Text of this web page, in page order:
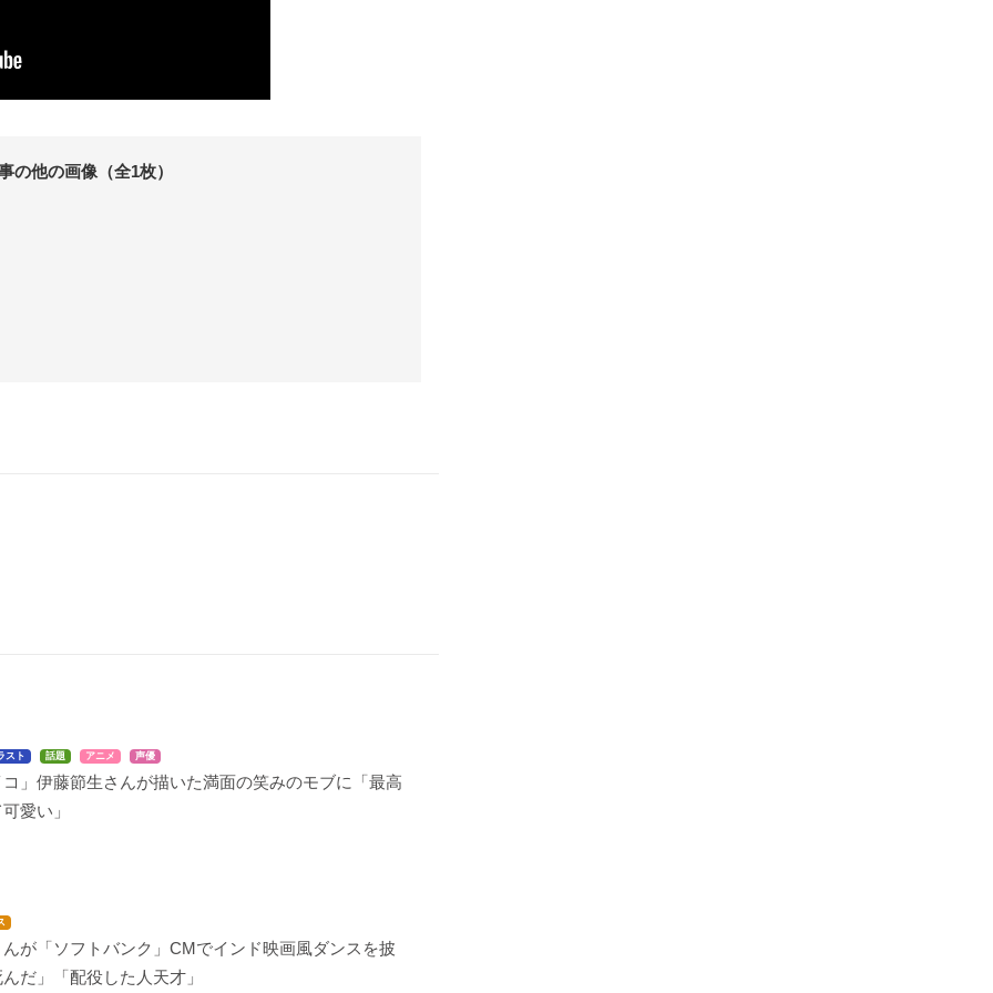
の他の画像（全1枚）
スト 話題 アニメ 声優
」伊藤節生さんが描いた満面の笑みのモブに「最高
愛い」
が「ソフトバンク」CMでインド映画風ダンスを披
だ」「配役した人天才」